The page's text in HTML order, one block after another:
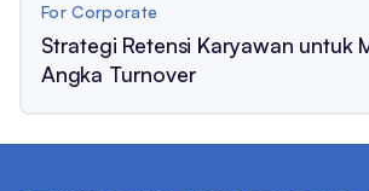
For Corporate
Strategi Retensi Karyawan untuk
Angka Turnover